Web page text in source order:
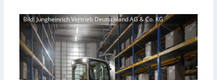
h
s
e
l
e
n
e
r
l
e
b
d
e
r
L
o
g
i
t
o
m
a
t
i
i
Bild: Jungheinrich Vertrieb Deutschland AG & Co. KG